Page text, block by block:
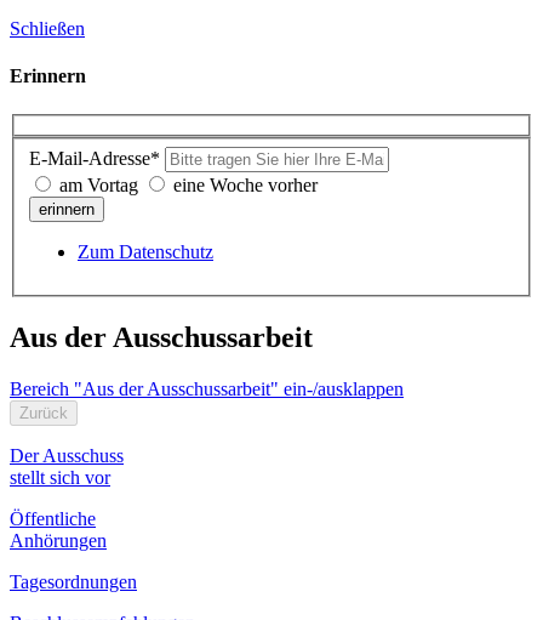
Schließen
Erinnern
E-Mail-Adresse*
am Vortag
eine Woche vorher
erinnern
Zum Datenschutz
Aus der Ausschussarbeit
Bereich "Aus der Ausschussarbeit" ein-/ausklappen
Zurück
Der Ausschuss
stellt sich vor
Öffentliche
Anhörungen
Tagesordnungen